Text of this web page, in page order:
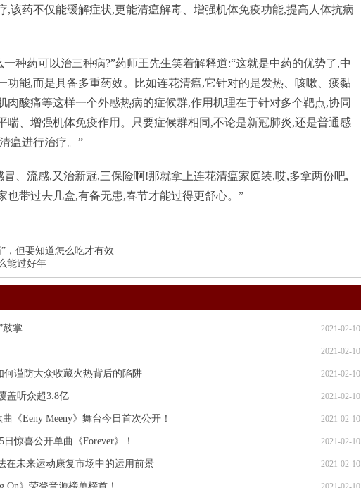
,该药不仅能缓解症状,更能清瘟解毒、增强机体免疫功能,提高人体抗病
种药可以治三种病?”药师王先生笑着解释道:“这就是中药的优势了,中
功能,而是具备多重药效。比如连花清瘟,它针对的是发热、咳嗽、痰黏
肉酸痛等这样一个外感热病的症候群,作用机理在于针对多个靶点,协同
喘、增强机体免疫作用。只要症候群相同,不论是新冠肺炎,还是普通感
瘟进行治疗。”
、流感,又治新冠,三保险啊!那就拿上连花清瘟家庭装,哎,多拿两份吧,
也带过去几盒,有备无患,春节才能过得更舒心。”
，但要知道怎么吃才有效
能过好年
2021-02-10
鼓掌
2021-02-10
2021-02-10
谨防大众收藏火热背后的陷阱
2021-02-10
盖听众超3.8亿
2021-02-10
《Eeny Meeny》舞台今日首次公开！
2021-02-10
日惊喜公开单曲《Forever》！
2021-02-10
在未来运动康复市场中的运用前景